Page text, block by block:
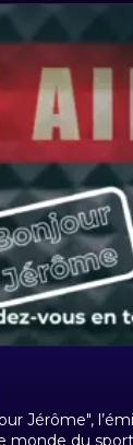
Jérôme",
monde du